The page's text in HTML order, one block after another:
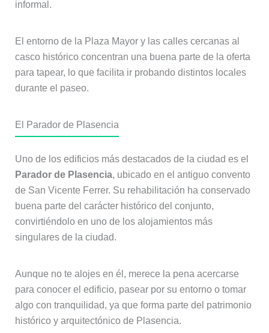
informal.
El entorno de la Plaza Mayor y las calles cercanas al
casco histórico concentran una buena parte de la oferta
para tapear, lo que facilita ir probando distintos locales
durante el paseo.
El Parador de Plasencia
Uno de los edificios más destacados de la ciudad es el
Parador de Plasencia, ubicado en el antiguo convento
de San Vicente Ferrer. Su rehabilitación ha conservado
buena parte del carácter histórico del conjunto,
convirtiéndolo en uno de los alojamientos más
singulares de la ciudad.
Aunque no te alojes en él, merece la pena acercarse
para conocer el edificio, pasear por su entorno o tomar
algo con tranquilidad, ya que forma parte del patrimonio
histórico y arquitectónico de Plasencia.